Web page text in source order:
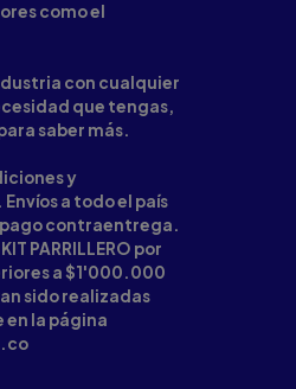
como el
con cualquier
que tengas,
saber más.
y
a todo el país
contraentrega.
PARRILLERO por
a $1'000.000
sido realizadas
la página